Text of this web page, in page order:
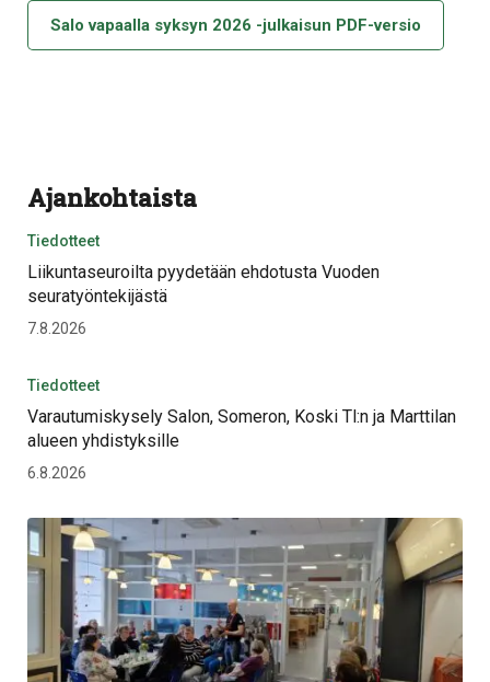
Salo vapaalla syksyn 2026 -julkaisun PDF-versio
Ajankohtaista
Tiedotteet
Liikuntaseuroilta pyydetään ehdotusta Vuoden
seuratyöntekijästä
7.8.2026
Tiedotteet
Varautumiskysely Salon, Someron, Koski Tl:n ja Marttilan
alueen yhdistyksille
6.8.2026